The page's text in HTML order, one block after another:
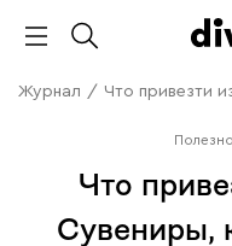
Журнал / Что привезти
Что
Сувениры,